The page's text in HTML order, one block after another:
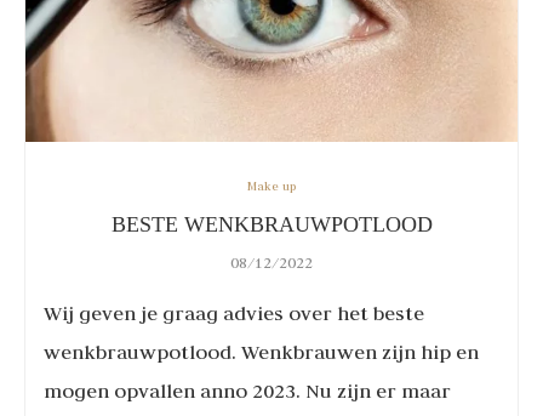
Make up
BESTE WENKBRAUWPOTLOOD
08/12/2022
Wij geven je graag advies over het beste
wenkbrauwpotlood. Wenkbrauwen zijn hip en
mogen opvallen anno 2023. Nu zijn er maar